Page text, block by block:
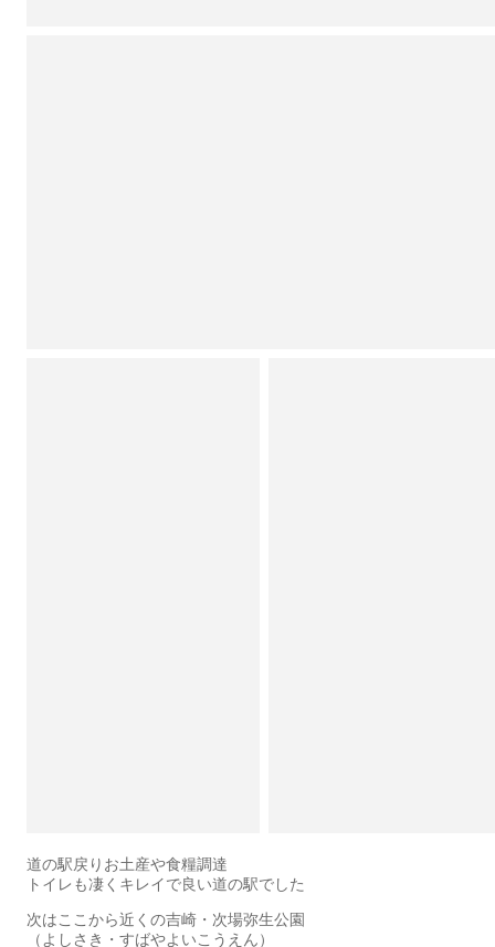
道の駅戻りお土産や食糧調達
トイレも凄くキレイで良い道の駅でした
次はここから近くの吉崎・次場弥生公園
（よしさき・すばやよいこうえん）